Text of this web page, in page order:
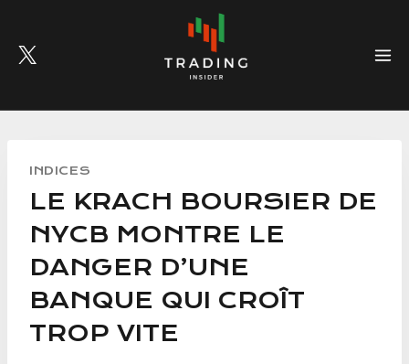
content
INDICES
LE KRACH BOURSIER DE
NYCB MONTRE LE
DANGER D’UNE
BANQUE QUI CROÎT
TROP VITE